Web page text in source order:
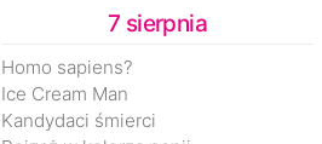
7 sierpnia
Homo sapiens?
Ice Cream Man
Kandydaci śmierci